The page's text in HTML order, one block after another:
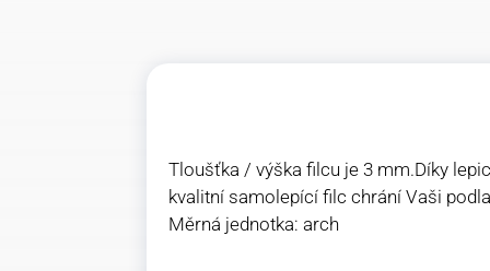
Tloušťka / výška filcu je 3 mm.Díky
kvalitní samolepící filc chrání Vaši
Měrná jednotka: arch